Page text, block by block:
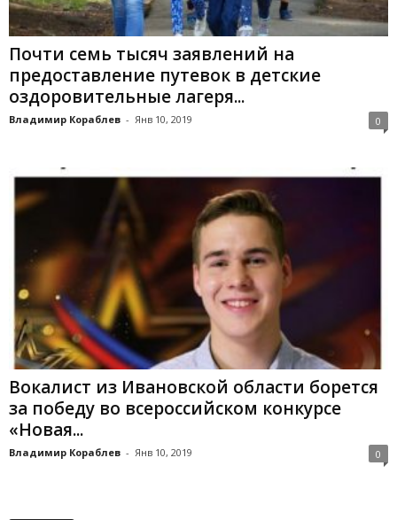
Почти семь тысяч заявлений на
предоставление путевок в детские
оздоровительные лагеря...
Владимир Кораблев - Янв 10, 2019 0
Вокалист из Ивановской области борется
за победу во всероссийском конкурсе
«Новая...
Владимир Кораблев - Янв 10, 2019 0